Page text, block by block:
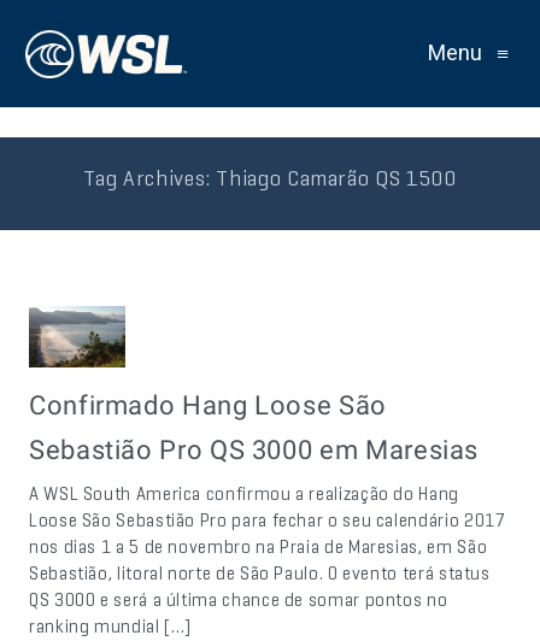
Menu ≡
Tag Archives: Thiago Camarão QS 1500
Confirmado Hang Loose São
Sebastião Pro QS 3000 em Maresias
A WSL South America confirmou a realização do Hang
Loose São Sebastião Pro para fechar o seu calendário 2017
nos dias 1 a 5 de novembro na Praia de Maresias, em São
Sebastião, litoral norte de São Paulo. O evento terá status
QS 3000 e será a última chance de somar pontos no
ranking mundial […]